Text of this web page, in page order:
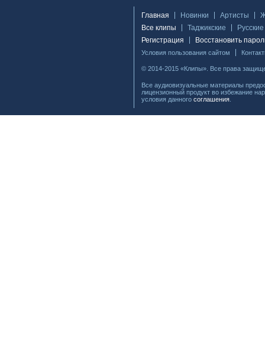
Главная Новинки Артисты
Все клипы
Таджикские
Русские
Регистрация
Восстановить
Условия пользования сайтом
© 2014-2015 «Клипы». Все права
Все аудиовизуальные материалы
лицензионный продукт во избежание
условия данного соглашения